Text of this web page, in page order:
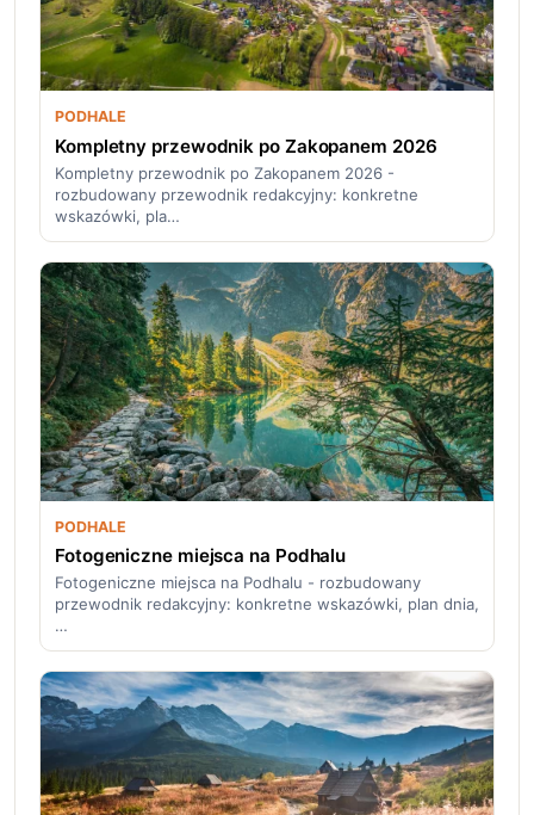
PODHALE
Kompletny przewodnik po Zakopanem 2026
Kompletny przewodnik po Zakopanem 2026 -
rozbudowany przewodnik redakcyjny: konkretne
wskazówki, pla…
PODHALE
Fotogeniczne miejsca na Podhalu
Fotogeniczne miejsca na Podhalu - rozbudowany
przewodnik redakcyjny: konkretne wskazówki, plan dnia,
…